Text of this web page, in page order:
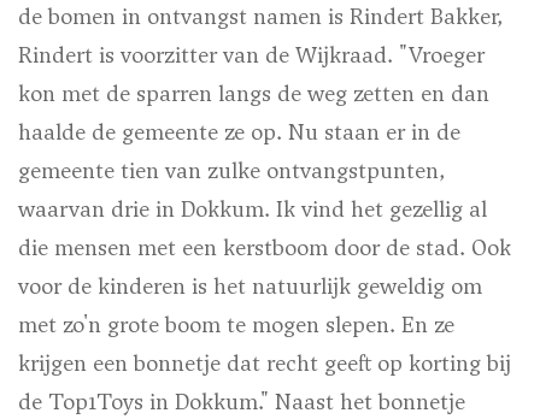
de bomen in ontvangst namen is Rindert Bakker,
Rindert is voorzitter van de Wijkraad. "Vroeger
kon met de sparren langs de weg zetten en dan
haalde de gemeente ze op. Nu staan er in de
gemeente tien van zulke ontvangstpunten,
waarvan drie in Dokkum. Ik vind het gezellig al
die mensen met een kerstboom door de stad. Ook
voor de kinderen is het natuurlijk geweldig om
met zo'n grote boom te mogen slepen. En ze
krijgen een bonnetje dat recht geeft op korting bij
de Top1Toys in Dokkum." Naast het bonnetje